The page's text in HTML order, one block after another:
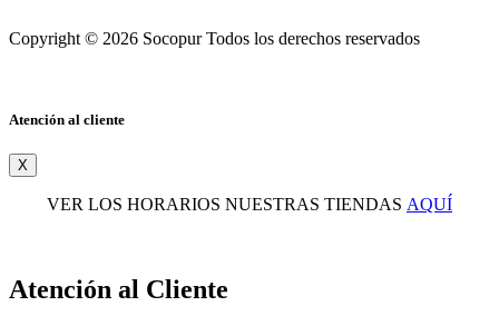
Copyright © 2026 Socopur Todos los derechos reservados
Atención al cliente
X
VER LOS HORARIOS NUESTRAS TIENDAS AQUÍ
Atención al Cliente